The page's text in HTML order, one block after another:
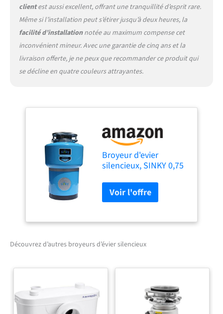
clientest aussi excellent, offrant une tranquillité d’esprit rare.
Même si l’installation peut s’étirer jusqu’à deux heures, la
facilité d’installationnotée au maximum compense cet
inconvénient mineur. Avec une garantie de cinq ans et la
livraison offerte, je ne peux que recommander ce produit qui
se décline en quatre couleurs attrayantes.
Broyeur d'evier
silencieux, SINKY 0,75
couleurs disponibles.
Livraison offerte.
Découvrez d’autres broyeurs d’évier silencieux